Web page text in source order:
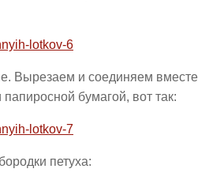
Вырезаем и соединяем вместе
бумагой, вот так:
петуха: